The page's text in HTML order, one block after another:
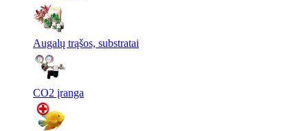
Augalų trąšos, substratai
CO2 įranga